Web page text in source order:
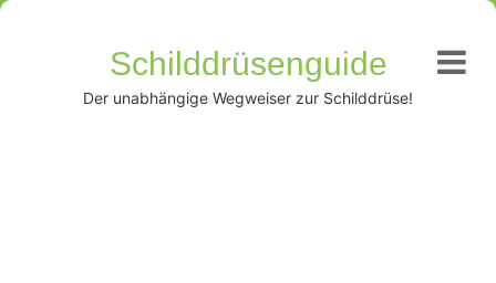
Schilddrüsenguide
Der unabhängige Wegweiser zur Schilddrüse!